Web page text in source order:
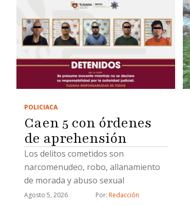
POLICIACA
Caen 5 con órdenes
de aprehensión
Los delitos cometidos son
narcomenudeo, robo, allanamiento
de morada y abuso sexual
Agosto 5, 2026 Por: Redacción